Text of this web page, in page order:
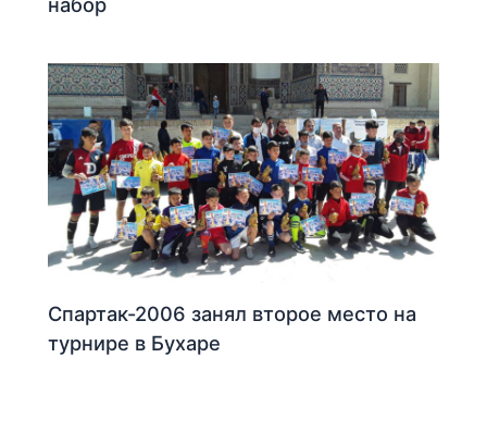
набор
Спартак-2006 занял второе место на
турнире в Бухаре